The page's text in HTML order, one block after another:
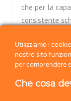
che per la
consistente
pregiati.
manuale, si
ottenuto
Utilizziamo i
nostro sito
per comprendere
Che cosa